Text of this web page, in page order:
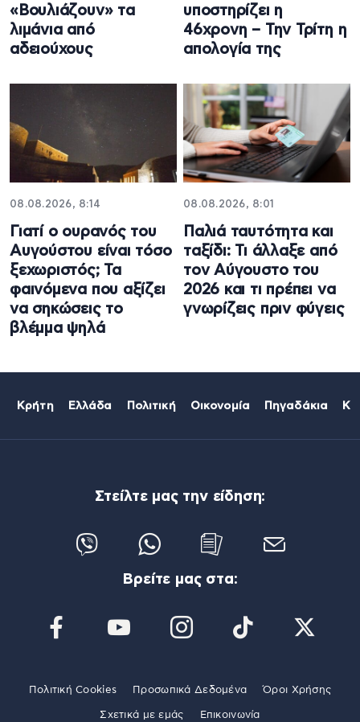
«Βουλιάζουν» τα
λιμάνια από
αδειούχους
υποστηρίζει η
46χρονη – Την Τρίτη η
απολογία της
08.08.2026, 8:14
Γιατί ο ουρανός του
Αυγούστου είναι τόσο
ξεχωριστός; Τα
φαινόμενα που αξίζει
να σηκώσεις το
βλέμμα ψηλά
08.08.2026, 8:01
Παλιά ταυτότητα και
ταξίδι: Τι άλλαξε από
τον Αύγουστο του
2026 και τι πρέπει να
γνωρίζεις πριν φύγεις
Κρήτη Ελλάδα Πολιτική Οικονομία Πηγαδάκια
Στείλτε μας την είδηση:
Βρείτε μας στα:
Πολιτική Cookies Προσωπικά Δεδομένα Όροι Χρήσης
Σχετικά με εμάς Επικοινωνία